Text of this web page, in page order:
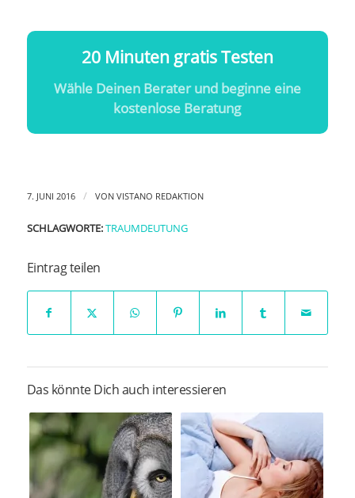
20 Minuten gratis Testen
Wähle Deinen Berater und beginne eine
kostenlose Beratung
7. JUNI 2016 / VON VISTANO REDAKTION
SCHLAGWORTE: TRAUMDEUTUNG
Eintrag teilen
Das könnte Dich auch interessieren